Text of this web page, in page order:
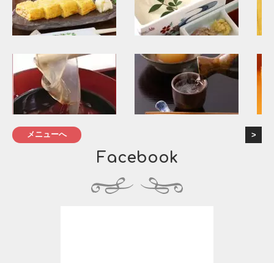
メニューへ
Facebook